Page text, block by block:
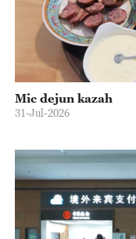
Mic dejun kazah
31-Jul-2026